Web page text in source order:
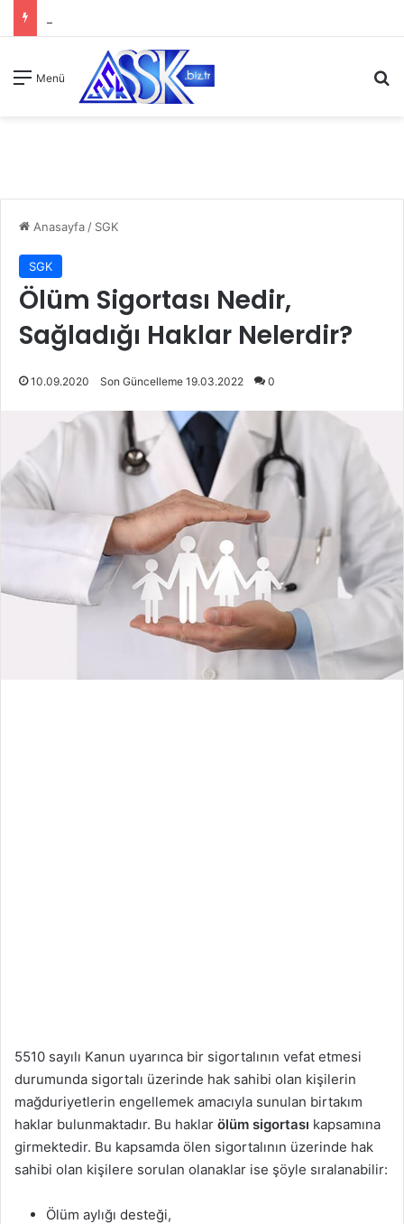
Menü
Anasayfa / SGK
SGK
Ölüm Sigortası Nedir,
Sağladığı Haklar Nelerdir?
10.09.2020 Son Güncelleme 19.03.2022 0
5510 sayılı Kanun uyarınca bir sigortalının vefat etmesi
durumunda sigortalı üzerinde hak sahibi olan kişilerin
mağduriyetlerin engellemek amacıyla sunulan birtakım
haklar bulunmaktadır. Bu haklar ölüm sigortası kapsamına
girmektedir. Bu kapsamda ölen sigortalının üzerinde hak
sahibi olan kişilere sorulan olanaklar ise şöyle sıralanabilir:
Ölüm aylığı desteği,